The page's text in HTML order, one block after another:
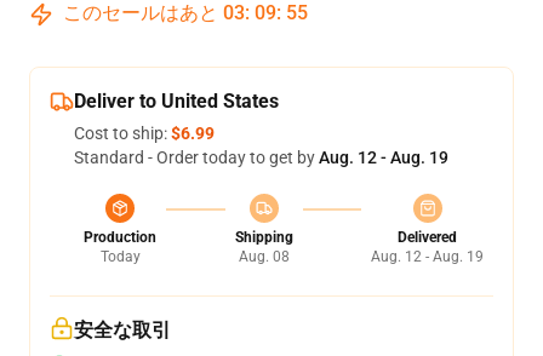
このセールはあと 03: 09: 55
Deliver to United States
Cost to ship:$6.99
Standard - Order today to get byAug. 12 - Aug. 19
Production
Today
Shipping
Aug. 08
Delivered
Aug. 12 - Aug. 19
安全な取引